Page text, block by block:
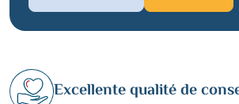
Excellente qualité de